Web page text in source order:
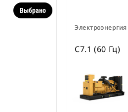
Выбрано
Электроэнергия
C7.1 (60 Гц)